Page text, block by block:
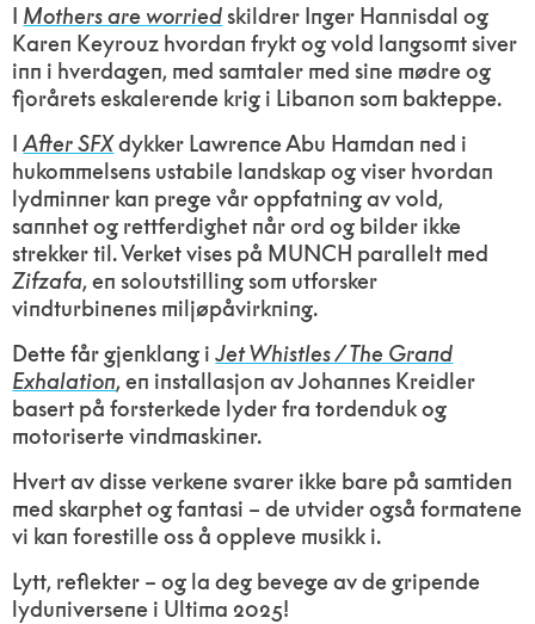
I Mothers are worriedskildrer Inger Hannisdal og
Karen Keyrouz hvordan frykt og vold langsomt siver
inn i hverdagen, med samtaler med sine mødre og
fjorårets eskalerende krig i Libanon som bakteppe.
IAfter SFXdykker Lawrence Abu Hamdan ned i
hukommelsens ustabile landskap og viser hvordan
lydminner kan prege vår oppfatning av vold,
sannhet og rettferdighet når ord og bilder ikke
strekker til. Verket vises på MUNCH parallelt med
Zifzafa, en soloutstilling som utforsker
vindturbinenes miljøpåvirkning.
Dette får gjenklang iJet Whistles / The Grand
Exhalation, en installasjon av Johannes Kreidler
basert på forsterkede lyder fra tordenduk og
motoriserte vindmaskiner.
Hvert av disse verkene svarer ikke bare på samtiden
med skarphet og fantasi – de utvider også formatene
vi kan forestille oss å oppleve musikk i.
Lytt, reflekter – og la deg bevege av de gripende
lyduniversene i Ultima 2025!